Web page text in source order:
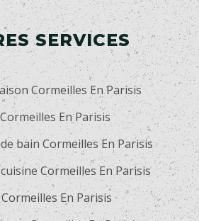
SERVICES
Cormeilles En Parisis
En Parisis
bain Cormeilles En Parisis
Cormeilles En Parisis
En Parisis